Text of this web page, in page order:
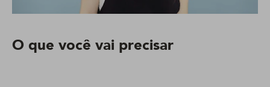
O que você vai precisar